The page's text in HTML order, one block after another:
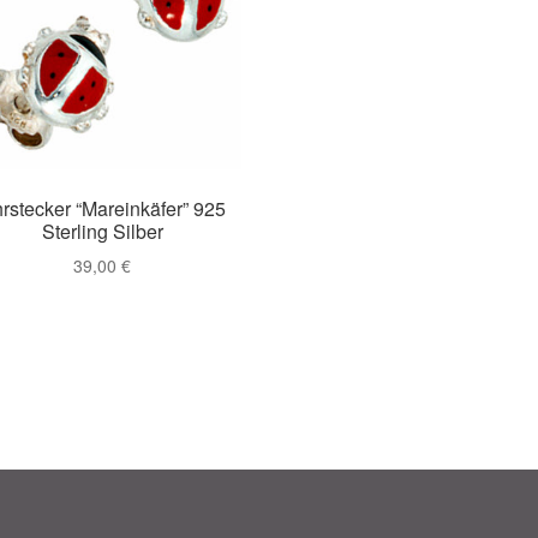
“Mareinkäfer” 925
Sterling Silber
39,00€